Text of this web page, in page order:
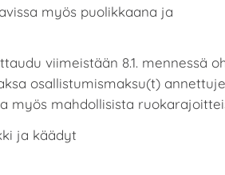
myös puolikkaana ja
viimeistään 8.1. mennessä
osallistumismaksu(t)
myös mahdollisista
ja käädyt